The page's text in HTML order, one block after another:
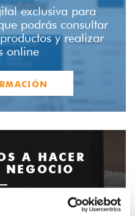
exclusiva para
podrás consultar
y realizar
online
A HACER
NEGOCIO
de nuestros clientes